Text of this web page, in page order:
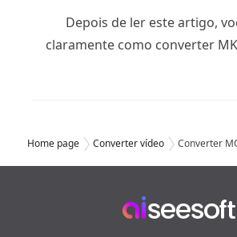
Depois de ler este artigo,
claramente como converter
Home page Converter vídeo Converter